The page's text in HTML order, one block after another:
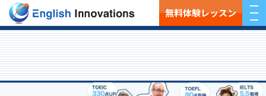
無料体験レッスン